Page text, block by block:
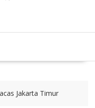
Jakarta Timur